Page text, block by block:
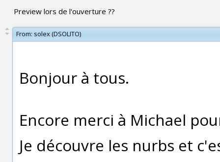
Preview lors de l'ouverture ??
From: solex (DSOLITO)
Bonjour à tous.
Encore merci à Michael
Je découvre les nurbs et